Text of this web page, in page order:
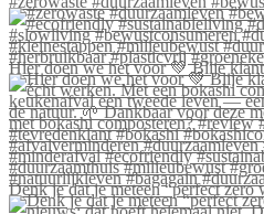
Hier doen we het voor 💚 Blije
Denk je dat je meteen “perfect zero